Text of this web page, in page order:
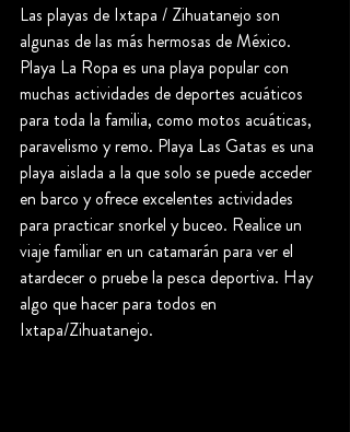
Las playas de Ixtapa / Zihuatanejo son
algunas de las más hermosas de México.
Playa La Ropa es una playa popular con
muchas actividades de deportes acuáticos
para toda la familia, como motos acuáticas,
paravelismo y remo. Playa Las Gatas es una
playa aislada a la que solo se puede acceder
en barco y ofrece excelentes actividades
para practicar snorkel y buceo. Realice un
viaje familiar en un catamarán para ver el
atardecer o pruebe la pesca deportiva. Hay
algo que hacer para todos en
Ixtapa/Zihuatanejo.